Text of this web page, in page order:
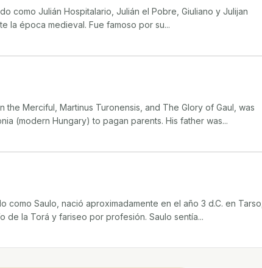
como Julián Hospitalario, Julián el Pobre, Giuliano y Julijan
la época medieval. Fue famoso por su...
the Merciful, Martinus Turonensis, and The Glory of Gaul, was
(modern Hungary) to pagan parents. His father was...
como Saulo, nació aproximadamente en el año 3 d.C. en Tarso,
de la Torá y fariseo por profesión. Saulo sentía...